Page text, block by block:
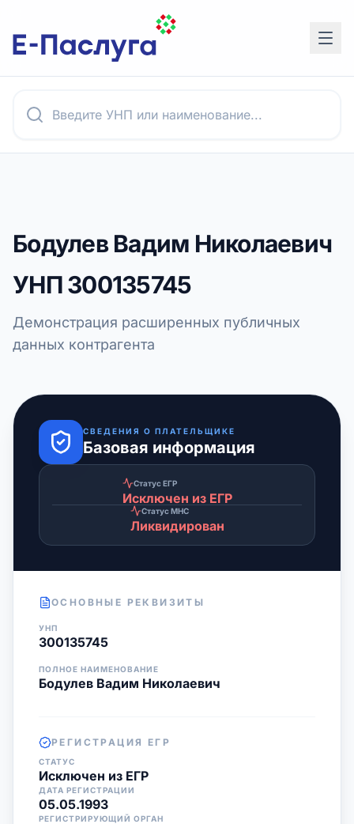
Бодулев Вадим Николаевич
УНП300135745
Демонстрация расширенных публичных
данных контрагента
СВЕДЕНИЯ О ПЛАТЕЛЬЩИКЕ
Базовая информация
Статус ЕГР
Исключен из ЕГР
Статус МНС
Ликвидирован
ОСНОВНЫЕ РЕКВИЗИТЫ
УНП
300135745
ПОЛНОЕ НАИМЕНОВАНИЕ
Бодулев Вадим Николаевич
РЕГИСТРАЦИЯ ЕГР
СТАТУС
Исключен из ЕГР
ДАТА РЕГИСТРАЦИИ
05.05.1993
РЕГИСТРИРУЮЩИЙ ОРГАН